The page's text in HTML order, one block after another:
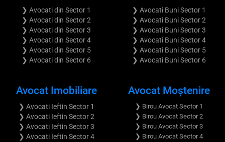
❯ Avocati din Sector 1
❯ Avocati din Sector 2
❯ Avocati din Sector 3
❯ Avocati din Sector 4
❯ Avocati din Sector 5
❯ Avocati din Sector 6
❯ Avocati Buni Sector 1
❯ Avocati Buni Sector 2
❯ Avocati Buni Sector 3
❯ Avocati Buni Sector 4
❯ Avocati Buni Sector 5
❯ Avocati Buni Sector 6
Avocat Imobiliare
❯ Avocati Ieftin Sector 1
❯ Avocati Ieftin Sector 2
❯ Avocati Ieftin Sector 3
❯ Avocati Ieftin Sector 4
Avocat Moştenire
❯ Birou Avocat Sector 1
❯ Birou Avocat Sector 2
❯ Birou Avocat Sector 3
❯ Birou Avocat Sector 4